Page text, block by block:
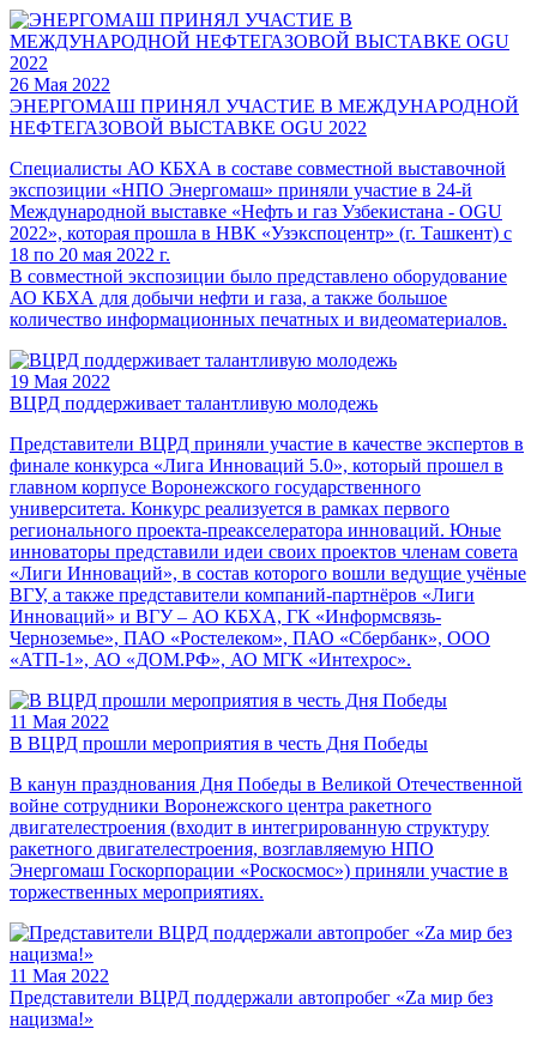
26 Мая 2022
ЭНЕРГОМАШ ПРИНЯЛ УЧАСТИЕ В МЕЖДУНАРОДНОЙ
НЕФТЕГАЗОВОЙ ВЫСТАВКЕ OGU 2022
Специалисты АО КБХА в составе совместной выставочной
экспозиции «НПО Энергомаш» приняли участие в 24-й
Международной выставке «Нефть и газ Узбекистана - OGU
2022», которая прошла в НВК «Узэкспоцентр» (г. Ташкент) с
18 по 20 мая 2022 г.
В совместной экспозиции было представлено оборудование
АО КБХА для добычи нефти и газа, а также большое
количество информационных печатных и видеоматериалов.
19 Мая 2022
ВЦРД поддерживает талантливую молодежь
Представители ВЦРД приняли участие в качестве экспертов в
финале конкурса «Лига Инноваций 5.0», который прошел в
главном корпусе Воронежского государственного
университета. Конкурс реализуется в рамках первого
регионального проекта-преакселератора инноваций. Юные
инноваторы представили идеи своих проектов членам совета
«Лиги Инноваций», в состав которого вошли ведущие учёные
ВГУ, а также представители компаний-партнёров «Лиги
Инноваций» и ВГУ – АО КБХА, ГК «Информсвязь-
Черноземье», ПАО «Ростелеком», ПАО «Сбербанк», ООО
«АТП-1», АО «ДОМ.РФ», АО МГК «Интехрос».
11 Мая 2022
В ВЦРД прошли мероприятия в честь Дня Победы
В канун празднования Дня Победы в Великой Отечественной
войне сотрудники Воронежского центра ракетного
двигателестроения (входит в интегрированную структуру
ракетного двигателестроения, возглавляемую НПО
Энергомаш Госкорпорации «Роскосмос») приняли участие в
торжественных мероприятиях.
11 Мая 2022
Представители ВЦРД поддержали автопробег «Zа мир без
нацизма!»